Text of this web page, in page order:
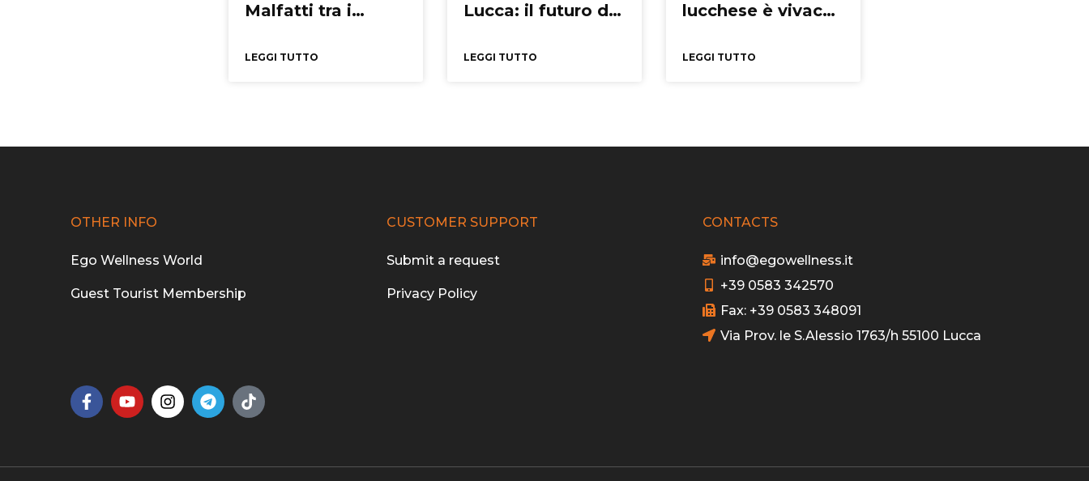
Malfatti tra i
racconto
LEGGI TUTTO
Lucca: il futuro del
LEGGI TUTTO
lucchese è vivace,
coraggio
LEGGI TUTTO
OTHER INFO
Ego Wellness World
Guest Tourist Membership
CUSTOMER SUPPORT
Submit a request
Privacy Policy
CONTACTS
info@egowellness.it
+39 0583 342570
Fax: +39 0583 348091
Via Prov. le S.Alessio 1763/h 55100 Lucca